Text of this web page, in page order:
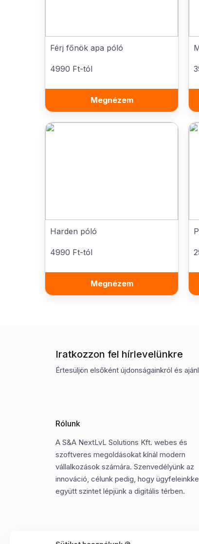
Férj főnök apa póló
4990 Ft-tól
Megnézem
Harden póló
4990 Ft-tól
Megnézem
Iratkozzon fel hírlevelünkre
Értesüljön elsőként újdonságainkról és
Rólunk
A S&A NextLvL Solutions Kft. webes és
szoftveres megoldásokat kínál modern
vállalkozások számára. Szenvedélyünk az
innováció, célunk pedig, hogy
együtt szintet lépjünk a digitális térben.